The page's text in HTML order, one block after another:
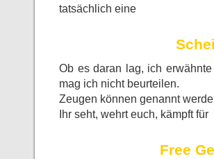
tatsächlich eine
Ob es daran lag, ich
mag ich nicht beurteilen.
Zeugen können genannt
Ihr seht, wehrt euch, kämpft für
Free